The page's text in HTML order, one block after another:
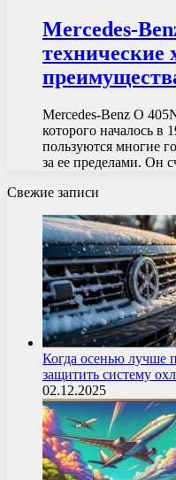
Mercedes-
технические
Mercedes-Benz O
которого началось в
пользуются многие
за ее пределами. Он
Свежие записи
Когда осенью лучше
защитить систему
02.12.2025